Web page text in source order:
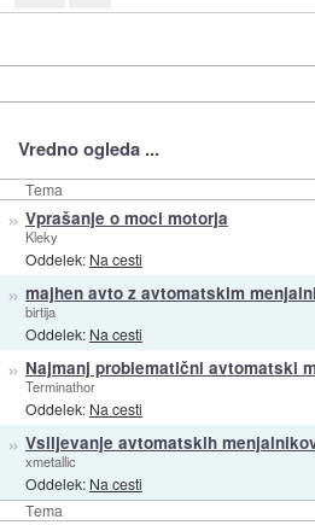
Vredno ogleda ...
Tema
Tema
» Vprašanje o moci motorja
Kleky
Oddelek: Na cesti
» majhen avto z avtomatskim
birtija
Oddelek: Na cesti
» Najmanj problematični avtomatski
Terminathor
Oddelek: Na cesti
» Vsiljevanje avtomatskih
xmetallic
Oddelek: Na cesti